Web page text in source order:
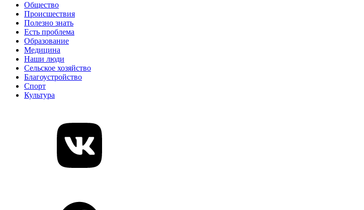
Общество
Происшествия
Полезно знать
Есть проблема
Образование
Медицина
Наши люди
Сельское хозяйство
Благоустройство
Спорт
Культура